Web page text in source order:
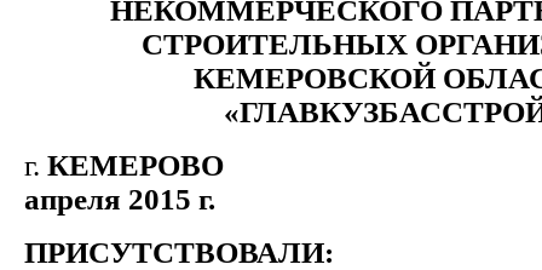
НЕКОММЕРЧЕСКОГО
СТРОИТЕЛЬНЫХ
КЕМЕРОВСКОЙ
г. КЕМЕРОВО
апреля 2015 г.
ПРИСУТСТВОВАЛИ: